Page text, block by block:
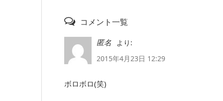
コメント一覧
匿名
より:
2015年4月23日 12:29
ボロボロ(笑)